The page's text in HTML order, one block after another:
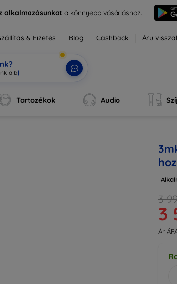
alkalmazásunkata könnyebb vásárláshoz.
& Fizetés Blog Cashback Áru
Tartozékok Audio
hoz
3
3
Ár